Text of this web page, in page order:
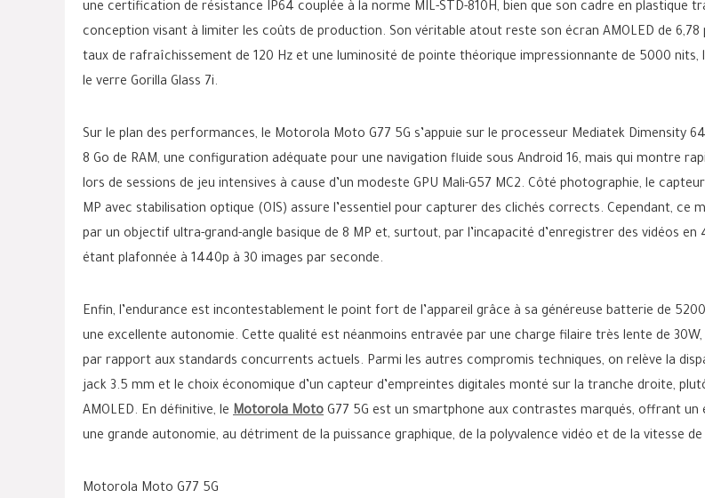
une certification de résistance IP64 couplée à la norme MIL-STD-810H, bien que son cadre en plastique
conception visant à limiter les coûts de production. Son véritable atout reste son écran AMOLED de
taux de rafraîchissement de 120 Hz et une luminosité de pointe théorique impressionnante de 5000
le verre Gorilla Glass 7i.
Sur le plan des performances, le Motorola Moto G77 5G s’appuie sur le processeur Mediatek Dimensity
8 Go de RAM, une configuration adéquate pour une navigation fluide sous Android 16, mais qui montre
lors de sessions de jeu intensives à cause d’un modeste GPU Mali-G57 MC2. Côté photographie, le
MP avec stabilisation optique (OIS) assure l’essentiel pour capturer des clichés corrects. Cependant, ce
par un objectif ultra-grand-angle basique de 8 MP et, surtout, par l’incapacité d’enregistrer des vidéos en
étant plafonnée à 1440p à 30 images par seconde.
Enfin, l’endurance est incontestablement le point fort de l’appareil grâce à sa généreuse batterie de
une excellente autonomie. Cette qualité est néanmoins entravée par une charge filaire très lente de
par rapport aux standards concurrents actuels. Parmi les autres compromis techniques, on relève la
jack 3.5 mm et le choix économique d’un capteur d’empreintes digitales monté sur la tranche droite,
AMOLED. En définitive, le Motorola Moto G77 5G est un smartphone aux contrastes marqués, offrant un
une grande autonomie, au détriment de la puissance graphique, de la polyvalence vidéo et de la vitesse
Motorola Moto G77 5G